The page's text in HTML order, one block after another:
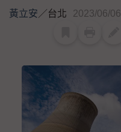
黃立安／台北 2023/06/06